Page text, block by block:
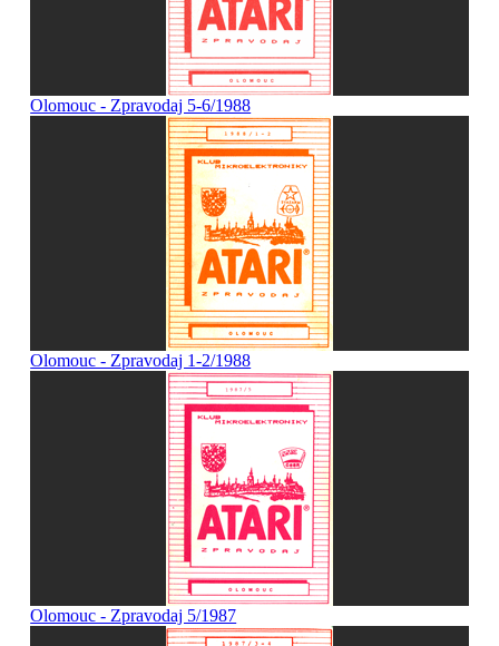
Olomouc - Zpravodaj 5-6/1988
Olomouc - Zpravodaj 1-2/1988
Olomouc - Zpravodaj 5/1987